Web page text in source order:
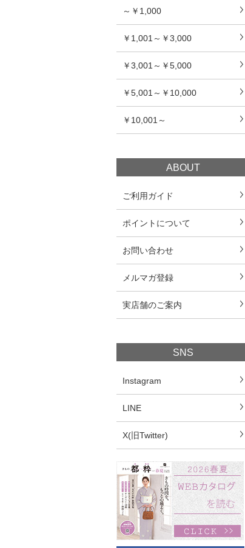
～￥1,000
￥1,001～￥3,000
￥3,001～￥5,000
￥5,001～￥10,000
￥10,001～
ABOUT
ご利用ガイド
ポイントについて
お問い合わせ
メルマガ登録
実店舗のご案内
SNS
Instagram
LINE
X(旧Twitter)